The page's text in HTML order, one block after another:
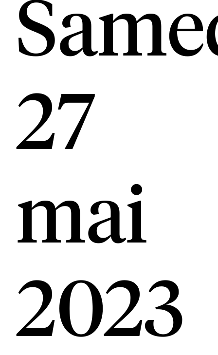
27
mai
2023